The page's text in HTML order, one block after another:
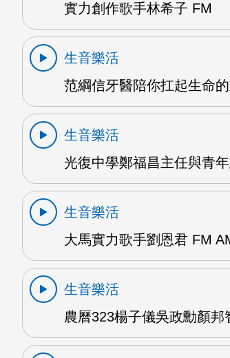
實力創作歌手林希子 FM
生音樂活
范綱信牙醫陪你扛起生命
生音樂活
光復中學鄭福昌主任與青
生音樂活
大馬實力歌手劉恩君 FM
生音樂活
農曆323楊子儀吳政勳顏邦